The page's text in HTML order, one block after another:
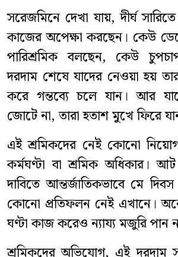
সরেজমিনে দেখা যায়, দীর্ঘ
কাজের অপেক্ষা করছেন। কেউ
পারিশ্রমিক বলছেন, কেউ
দরদাম শেষে যাদের নেওয়া হয়
করে গন্তব্যে চলে যান। আর
জোটে না, তারা হতাশ মুখে ফিরে
এই শ্রমিকদের নেই কোনো
কর্মঘণ্টা বা শ্রমিক অধিকার।
দাবিতে আন্তর্জাতিকভাবে মে
কোনো প্রতিফলন নেই এখানে।
ঘণ্টা কাজ করেও ন্যায্য মজুরি পান